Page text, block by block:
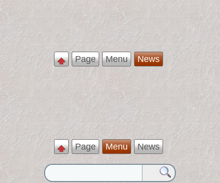
Page Menu News
Page Menu News